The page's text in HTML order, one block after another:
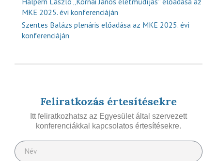
MKE 2025. évi konferenciáján
Szentes Balázs plenáris előadása az MKE 2025. évi
konferenciáján
Feliratkozás értesítésekre
Itt feliratkozhatsz az Egyesület által szervezett
konferenciákkal kapcsolatos értesítésekre.